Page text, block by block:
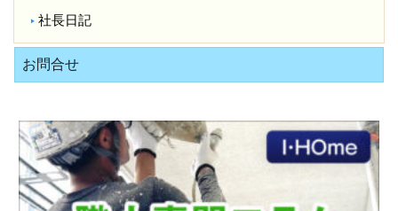
社長日記
お問合せ